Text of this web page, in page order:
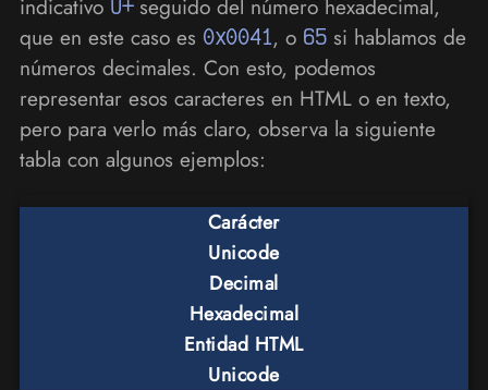
indicativo U+seguido del número hexadecimal,
que en este caso es 0x0041, o 65si hablamos de
números decimales. Con esto, podemos
representar esos caracteres en HTML o en texto,
pero para verlo más claro, observa la siguiente
tabla con algunos ejemplos:
Carácter
Unicode
Decimal
Hexadecimal
Entidad HTML
Unicode